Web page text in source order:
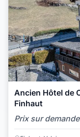
Ancien Hôtel de
Finhaut
Prix sur demande